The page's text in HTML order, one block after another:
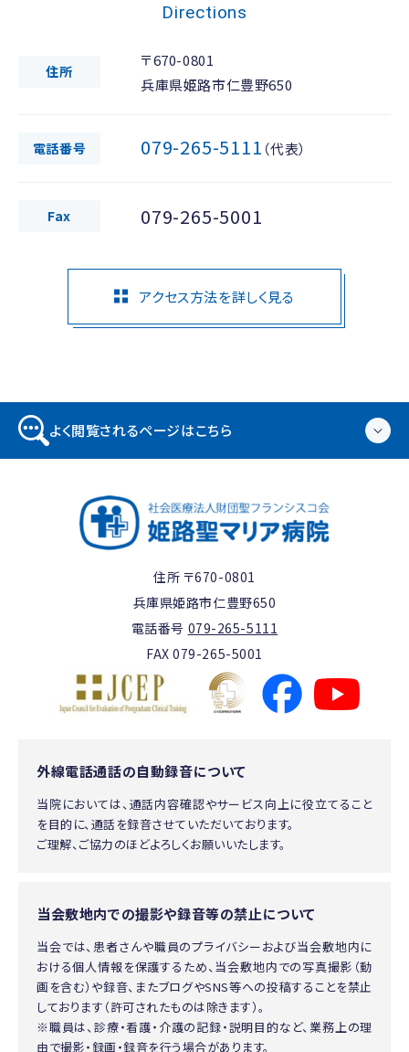
Directions
住所
〒670-0801
兵庫県姫路市仁豊野650
電話番号 079-265-5111 （代表）
Fax 079-265-5001
アクセス方法を詳しく見る
よく閲覧されるページはこちら
住所 〒670-0801
兵庫県姫路市仁豊野650
電話番号 079-265-5111
FAX 079-265-5001
外線電話通話の自動録音について
当院においては、通話内容確認やサービス向上に役立てること
を目的に、通話を録音させていただいております。
ご理解、ご協力のほどよろしくお願いいたします。
当会敷地内での撮影や録音等の禁止について
当会では、患者さんや職員のプライバシーおよび当会敷地内に
おける個人情報を保護するため、当会敷地内での写真撮影（動
画を含む）や録音、またブログやSNS等への投稿することを禁止
しております（許可されたものは除きます）。
※職員は、診療・看護・介護の記録・説明目的など、業務上の理
由で撮影・録画・録音を行う場合があります。